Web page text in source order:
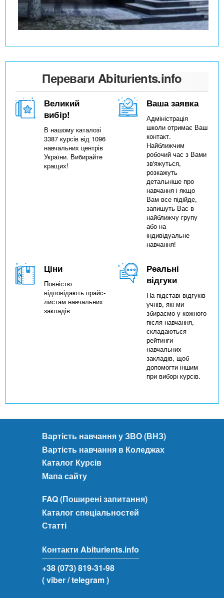
Переваги Abiturients.info
Великий
вибір!
В нашому каталозі
3387 курсів від 1096
навчальних центрів
України. Вибирайте
кращих!
Ваша заявка
Адміністрація
школи отримає Ваш
контакт.
Найближчим
робочий час з Вами
зв'яжуться,
розкажуть
детальніше про
навчання і якщо
Вам все підійде,
запишуть Вас в
найближчу групу
або на
індивідуальне
навчання!
Ціни
Повністю
відповідають прайс-
листам навчальних
закладів
Реальні
відгуки
На підставі відгуків
учнів, які ми
збираємо у кожного
після навчання,
складаються
рейтинги
навчальних
закладів, щоб
допомогти іншим
при виборі курсів.
Вартість навчання у ЗВО (ВНЗ)
Вартість навчання в Коледжах
Каталог Курсів
Мапа сайту
FAQ (Поширені запитання)
Каталог спеціальностей
Статті
Контакти Abiturients.info
+38 (073) 819-31-98
( viber/ telegram )